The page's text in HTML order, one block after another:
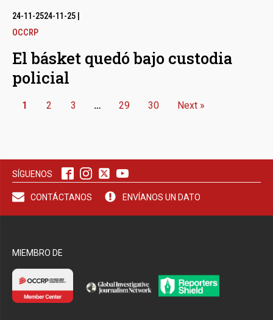
24-11-2524-11-25
OCCRP
El básket quedó bajo custodia
policial
1 2 3 … 29 30 Next »
SÍGUENOS
CONTÁCTANOS ENVÍANOS UN DATO
MIEMBRO DE